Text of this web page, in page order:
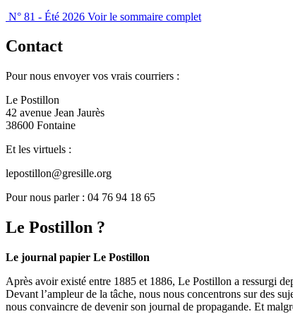
N° 81 - Été 2026 Voir le sommaire complet
Contact
Pour nous envoyer vos vrais courriers :
Le Postillon
42 avenue Jean Jaurès
38600 Fontaine
Et les virtuels :
lepostillon@gresille.org
Pour nous parler : 04 76 94 18 65
Le Postillon ?
Le journal papier Le Postillon
Après avoir existé entre 1885 et 1886, Le Postillon a ressurgi
Devant l’ampleur de la tâche, nous nous concentrons sur des
nous convaincre de devenir son journal de propagande. Et